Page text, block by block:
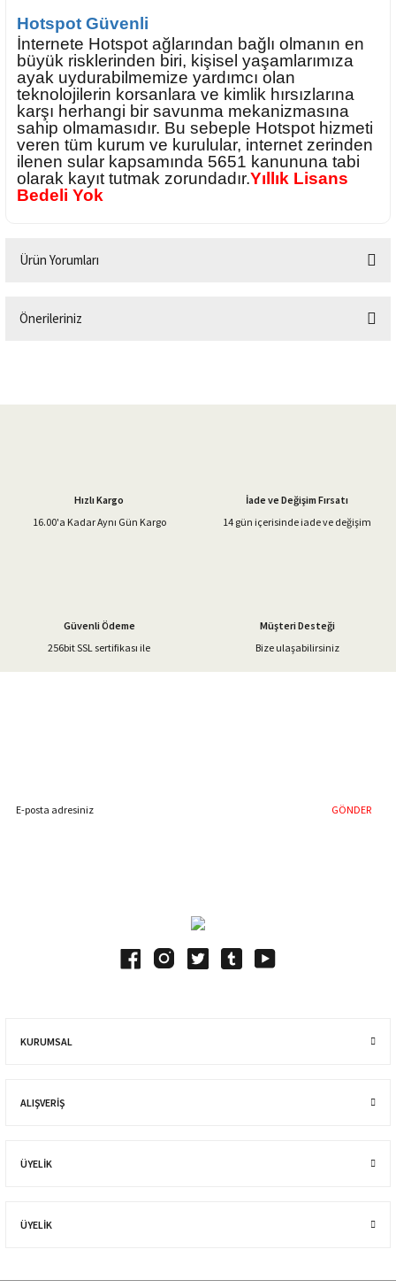
Hotspot Güvenli
İnternete Hotspot ağlarından bağlı olmanın en
büyük risklerinden biri, kişisel yaşamlarımıza
ayak uydurabilmemize yardımcı olan
teknolojilerin korsanlara ve kimlik hırsızlarına
karşı herhangi bir savunma mekanizmasına
sahip olmamasıdır. Bu sebeple Hotspot hizmeti
veren tüm kurum ve kurulular, internet zerinden
ilenen sular kapsamında 5651 kanununa tabi
olarak kayıt tutmak zorundadır.Yıllık Lisans
Bedeli Yok
Ürün Yorumları
Önerileriniz
Ürün bilgilerinde hatalar bulunuyor.
Gönder
Hızlı Kargo
16.00'a Kadar Aynı Gün Kargo
İade ve Değişim Fırsatı
14 gün içerisinde iade ve değişim
Güvenli Ödeme
256bit SSL sertifikası ile
Müşteri Desteği
Bize ulaşabilirsiniz
GÖNDER
KURUMSAL
ALIŞVERIŞ
ÜYELİK
ÜYELİK